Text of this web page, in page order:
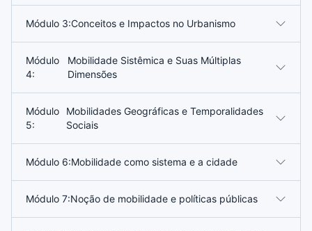
Módulo 3:Conceitos e Impactos no Urbanismo
Módulo
4:
Mobilidade Sistêmica e Suas Múltiplas
Dimensões
Módulo
5:
Mobilidades Geográficas e Temporalidades
Sociais
Módulo 6:Mobilidade como sistema e a cidade
Módulo 7:Noção de mobilidade e políticas públicas